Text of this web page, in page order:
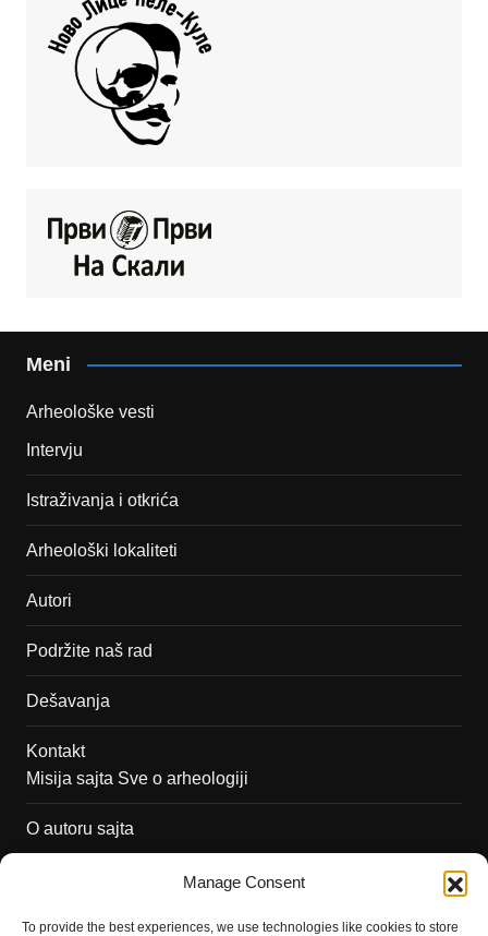
Manage Consent
To provide the best experiences, we use technologies like cookies to store
Meni
Arheološke vesti
Intervju
Istraživanja i otkrića
Arheološki lokaliteti
Autori
Podržite naš rad
Dešavanja
Kontakt
Misija sajta Sve o arheologiji
O autoru sajta